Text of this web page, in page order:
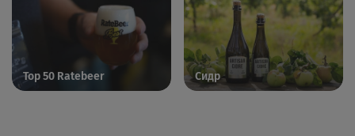
Top 50 Ratebeer Сидр